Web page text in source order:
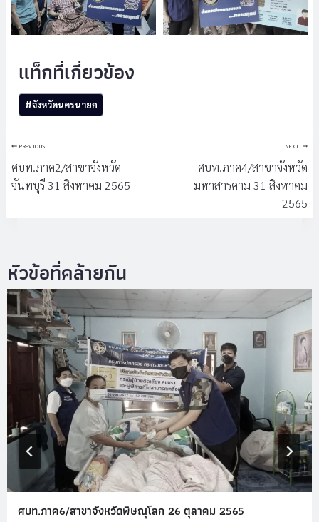
Post
Tags:
#จังหวัดนครนายก
แนะแนว
PREVIOUS
ศบท.ภาค2/สาขาจังหวัด
จันทบุรี 31 สิงหาคม 2565
NEXT
ศบท.ภาค4/สาขาจังหวัด
มหาสารคาม 31 สิงหาคม
2565
ศบท.ภาค6/สาขาจังหวัดพิษณุโลก 26 ตุลาคม 2565